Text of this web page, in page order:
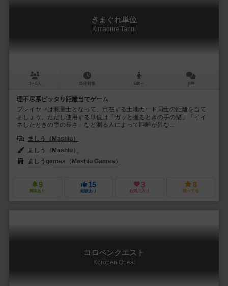
きまぐれ単位
Kimagure Tanni
3～6人 15分前後 6歳～ 0件
理不尽系ピッタリ距離当てゲーム
プレイヤーは測量士となって、点在する土地カード同士の距離を当て
ましょう。ただし使用する単位は「ガッと握るときの手の幅」「イイ
ネしたときの手の長さ」など測る人によって距離が異な...
ましう（Mashiu）
ましう（Mashiu）
ましうgames（Mashiu Games）
9
興味あり
15
経験あり
3
お気に入り
8
持ってる
コロペンクエスト
Koropen Quest